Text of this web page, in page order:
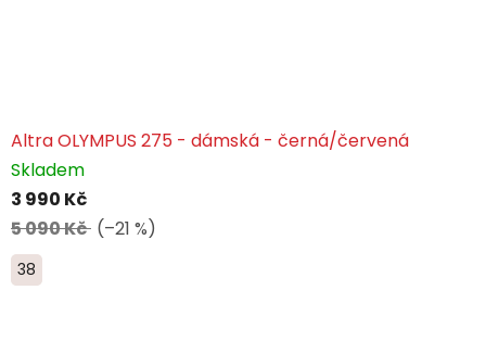
Altra OLYMPUS 275 - dámská - černá/červená
Skladem
3 990 Kč
5 090 Kč (–21 %)
38